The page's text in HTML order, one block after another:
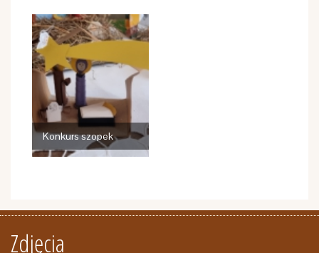
Konkurs szopek
Zdjęcia